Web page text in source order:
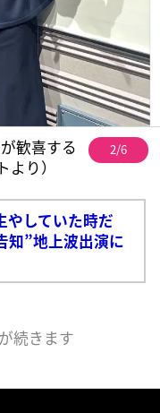
歓喜する
り）
2/6
やしていた時だ
知”地上波出演に
続きます